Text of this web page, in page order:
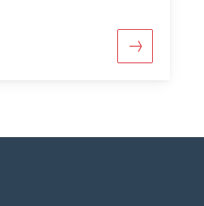
Sempé, Bosc, Chaval,
Maggiori